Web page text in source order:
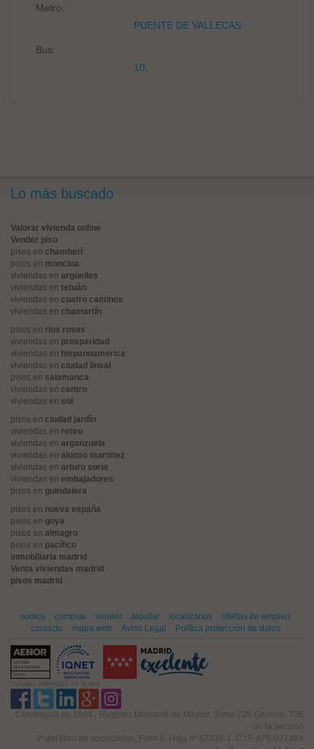
Metro:
PUENTE DE VALLECAS
Bus:
10,
Lo más buscado
Valorar vivienda online
Vender piso
pisos en chamberí
pisos en moncloa
viviendas en argüelles
viviendas en tetuán
viviendas en cuatro caminos
viviendas en chamartín
pisos en rios rosas
viviendas en prosperidad
viviendas en hispanoamerica
viviendas en ciudad lineal
pisos en salamanca
viviendas en centro
viviendas en sol
pisos en ciudad jardín
viviendas en retiro
viviendas en arganzuela
viviendas en alonso martinez
viviendas en arturo soria
viviendas en embajadores
pisos en guindalera
pisos en nueva españa
pisos en goya
pisos en almagro
pisos en pacífico
inmobiliaria madrid
Venta viviendas madrid
pisos madrid
somos comprar vender alquilar localízanos
ofertas de empleo
contacto
mapa web Aviso Legal Política protección de datos
canales vivienda2 en la red
Constituida en 1984 - Registro Mercantil de Madrid, Tomo 726 General, 705
de la sección
3ª del libro de sociedades, Folio 8, Hoja nº 67336-1. C.I.F. A78-077484